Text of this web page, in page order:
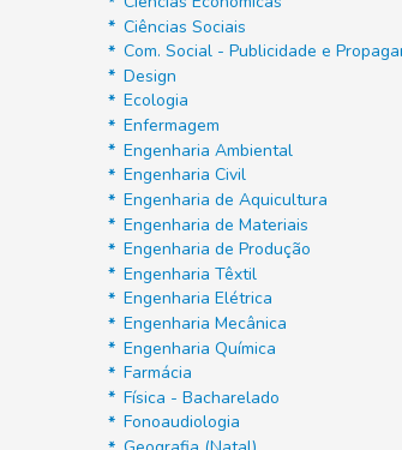
Ciências Sociais
Com. Social - Publicidade e
Design
Ecologia
Enfermagem
Engenharia Ambiental
Engenharia Civil
Engenharia de Aquicultura
Engenharia de Materiais
Engenharia de Produção
Engenharia Têxtil
Engenharia Elétrica
Engenharia Mecânica
Engenharia Química
Farmácia
Física - Bacharelado
Fonoaudiologia